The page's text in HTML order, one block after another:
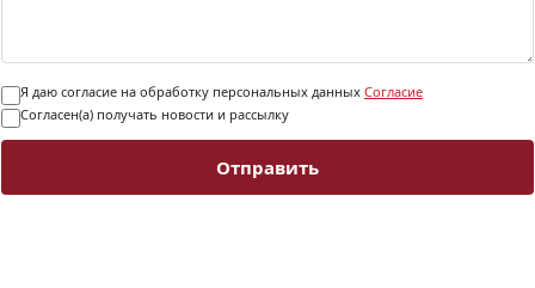
Я даю согласие на обработку персональных данных Согласие
Согласен(а) получать новости и рассылку
Отправить